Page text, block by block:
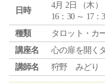
日時
4月 2日 （木）
16：30 ～ 17：
種類
タロット・カ
講座名
心の扉を開く
講師名
狩野 みどり